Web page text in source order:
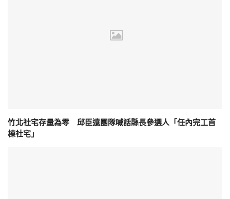
竹北社宅存量為零 邱臣遠團隊喊話縣長參選人「任內完工首
棟社宅」